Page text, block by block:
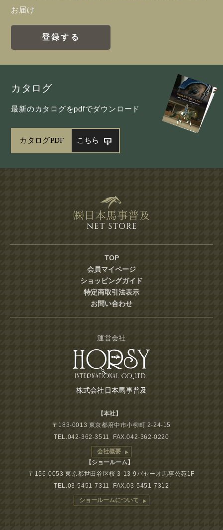
お届け
登録する
カタログ
最新のカタログをpdfでダウンロード
カタログPDF こちら
TOP
会員マイページ
ショッピングガイド
特定商取引法表示
お問い合わせ
運営会社
株式会社日本馬事普及
【本社】
〒183-0013 東京都府中市小柳町 2-24-15
TEL.042-362-3511 FAX.042-362-0220
会社概要
【ショールーム】
〒156-0053 東京都世田谷区桜 3-13-9パセーオ馬事公苑1F
TEL.03-5451-7311 FAX.03-5451-7312
ショールームについて